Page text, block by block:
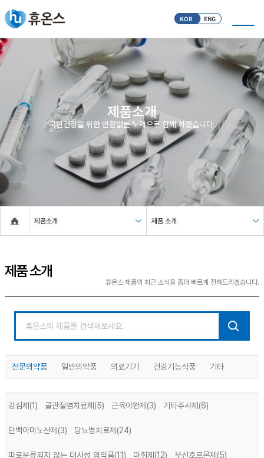
KOR ENG
제품소개
국민건강을 위한 변함없는 노력으로 함께 하겠습니다.
제품소개 제품 소개
제품 소개
휴온스 제품의 최근 소식을 좀더 빠르게 전해드리겠습니다.
전문의약품 일반의약품 의료기기 건강기능식품 기타
강심제 (1) 골관절염치료제 (5) 근육이완제 (3) 기타주사제 (6)
단백아미노산제 (3) 당뇨병치료제 (24)
따로분류되지 않는 대사성 의약품(11) 마취제 (12) 부신호르몬제 (5)